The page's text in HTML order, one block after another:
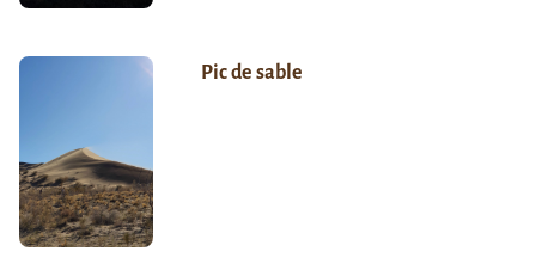
Pic de sable